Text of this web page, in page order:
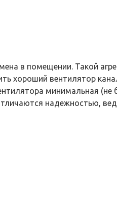
в помещении. Такой
хороший вентилятор
минимальная
надежностью,